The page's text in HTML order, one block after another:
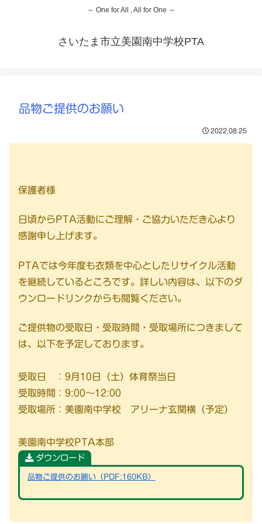
～ One for All , All for One ～
さいたま市立美園南中学校PTA
品物ご提供のお願い
2022.08.25
保護者様
日頃からPTA活動にご理解・ご協力いただき心より
感謝申し上げます。
PTAでは今年度も衣類を中心としたリサイクル活動
を継続しているところです。詳しい内容は、以下のダ
ウンロードリンクからも閲覧ください。
ご提供物の受取日・受取時間・受取場所につきまして
は、以下を予定しております。
受取日 ：9月10日（土）体育祭当日
受取時間：9:00～12:00
受取場所：美園南中学校 アリーナ玄関横（予定）
美園南中学校PTA本部
ダウンロード
品物ご提供のお願い（PDF:160KB）